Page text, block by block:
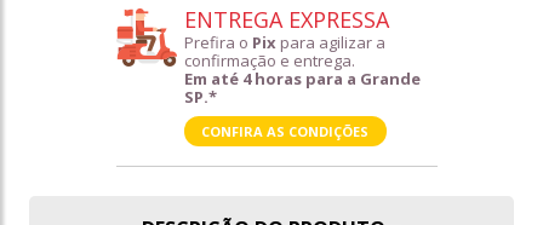
ENTREGA EXPRESSA
Prefira o Pix para agilizar a
confirmação e entrega.
Em até 4 horas para a Grande
SP.*
CONFIRA AS CONDIÇÕES